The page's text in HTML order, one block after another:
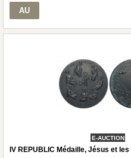
AU
E-AUCTION
IV REPUBLIC Médaille, Jésus et